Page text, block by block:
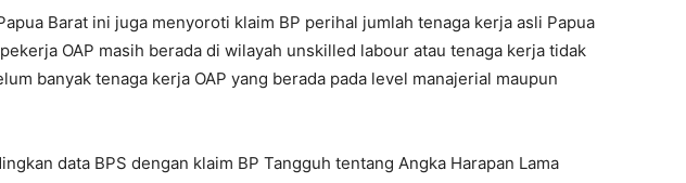
Barat ini juga menyoroti klaim BP perihal jumlah tenaga kerja asli Papua
OAP masih berada di wilayah unskilled labour atau tenaga kerja tidak
banyak tenaga kerja OAP yang berada pada level manajerial maupun
data BPS dengan klaim BP Tangguh tentang Angka Harapan Lama